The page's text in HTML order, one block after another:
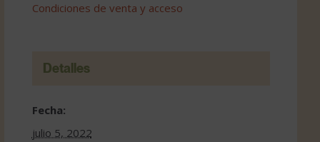
Condiciones de venta y acceso
Detalles
Fecha:
julio 5, 2022